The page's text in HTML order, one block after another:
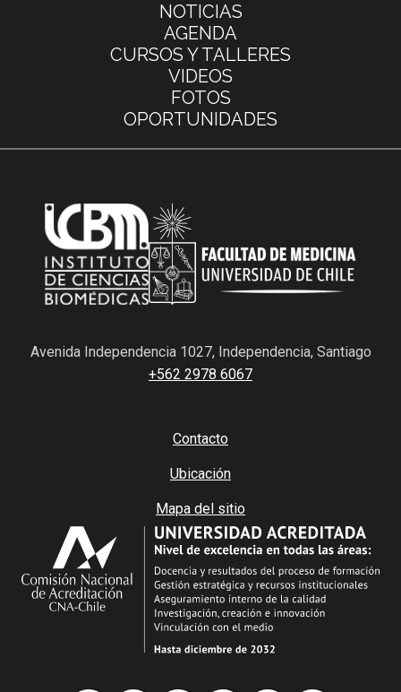
NOTICIAS
AGENDA
CURSOS Y TALLERES
VIDEOS
FOTOS
OPORTUNIDADES
Avenida Independencia 1027, Independencia, Santiago
+562 2978 6067
Contacto
Ubicación
Mapa del sitio